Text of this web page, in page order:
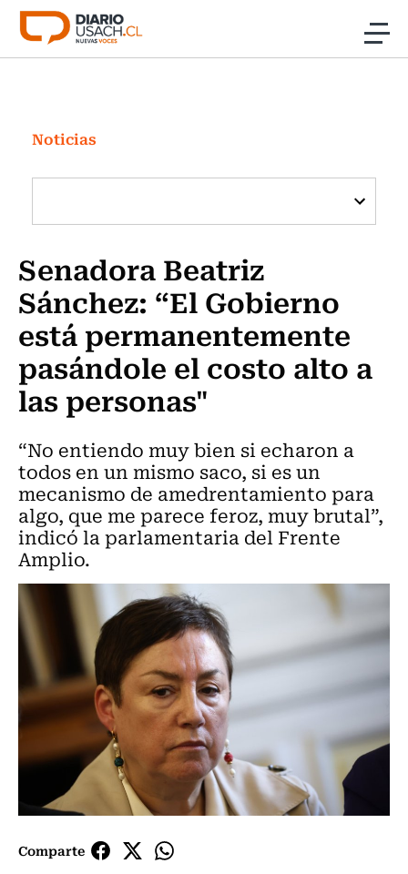
Click acá para ir directamente al contenido
Investigación
Cultura
Programas Radio y TV Usach
Noticias
Senadora Beatriz
Sánchez: “El Gobierno
está permanentemente
pasándole el costo alto a
las personas"
“No entiendo muy bien si echaron a
todos en un mismo saco, si es un
mecanismo de amedrentamiento para
algo, que me parece feroz, muy brutal”,
indicó la parlamentaria del Frente
Amplio.
Comparte